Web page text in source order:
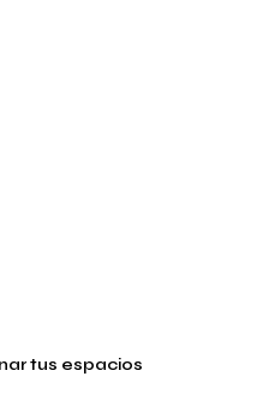
tus espacios